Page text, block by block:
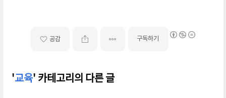
공감 구독하기
'교육' 카테고리의 다른 글